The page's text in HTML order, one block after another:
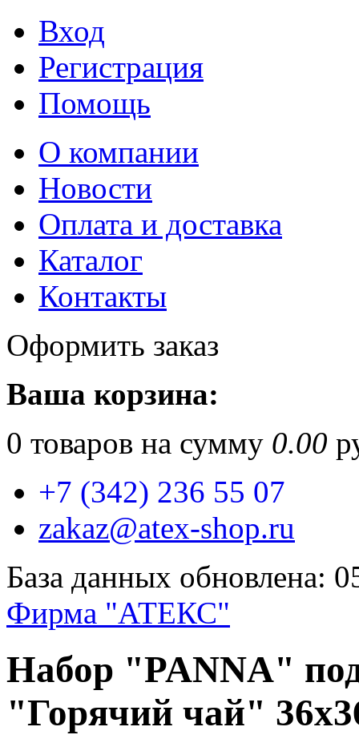
Вход
Регистрация
Помощь
О компании
Новости
Оплата и доставка
Каталог
Контакты
Оформить заказ
Ваша корзина:
0 товаров на сумму 0.00
+7 (342) 236 55 07
zakaz@atex-shop.ru
База данных обновлена:
Фирма "АТЕКС"
Набор "PANNA"
"Горячий чай"